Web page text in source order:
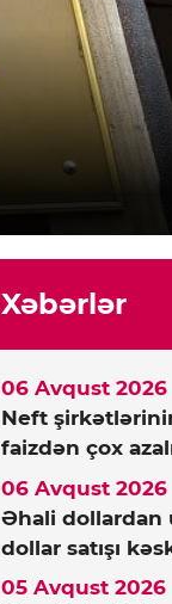
Xəbərlər
Neft
faizdən çox
06 Avqust 2026
Əhali dollardan
dollar satışı
06 Avqust 2026
05 Avqust 2026